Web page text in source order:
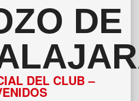
DE
DEL CLUB –